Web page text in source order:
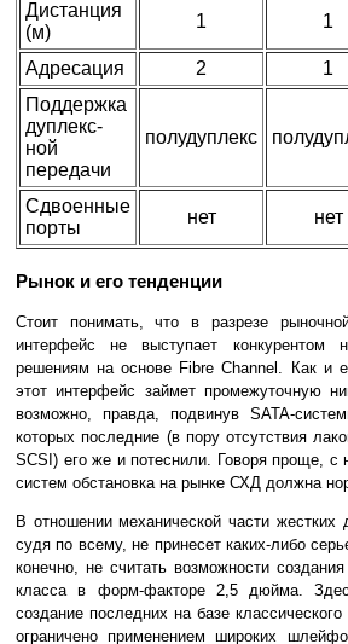
Дистанция
(м)
1 1
Адресация 2 1
Поддержка
дуплекс-
ной
передачи
полудуплекс
Сдвоенные
порты
нет нет
Рынок и его тенденции
Стоит понимать, что в разрезе
интерфейс не выступает конкурентом
решениям на основе Fibre Channel. Как и
этот интерфейс займет промежуточную
возможно, правда, подвинув SATA-
которых последние (в пору отсутствия
SCSI) его же и потеснили. Говоря проще, с
систем обстановка на рынке СХД должна
В отношении механической части жестких
судя по всему, не принесет каких-либо
конечно, не считать возможности создания
класса в форм-факторе 2,5 дюйма.
создание последних на базе
ограничено применением широких